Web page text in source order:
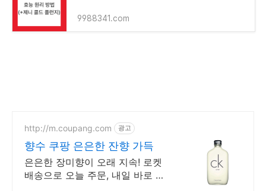
9988341.com
http://m.coupang.com 광고
향수 쿠팡 은은한 잔향 가득
은은한 장미향이 오래 지속! 로켓
배송으로 오늘 주문, 내일 바로 뿌